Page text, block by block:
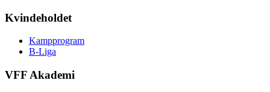
Kvindeholdet
Kampprogram
B-Liga
VFF Akademi